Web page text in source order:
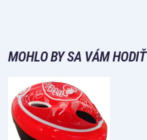
MOHLO BY SA VÁM HODIŤ